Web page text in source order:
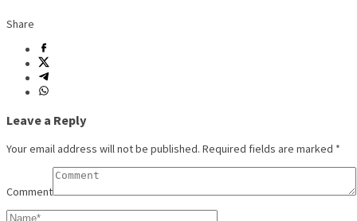
Share
Leave a Reply
Your email address will not be published. Required fields are marked *
Comment